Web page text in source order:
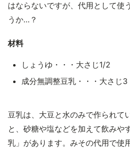
はならないですが、代用として使
うか…？
材料
しょうゆ・・・大さじ1/2
成分無調整豆乳・・・大さじ3
豆乳は、大豆と水のみで作られて
と、砂糖や塩などを加えて飲みや
乳」があります。みその代用で使